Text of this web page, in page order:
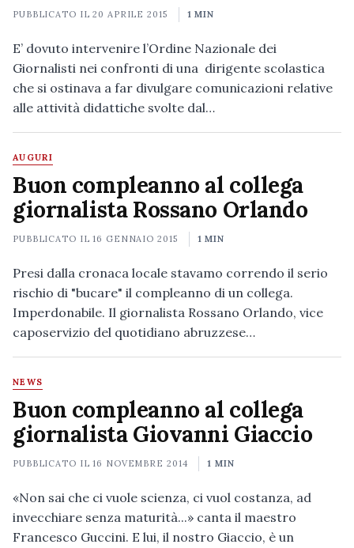
PUBBLICATO IL20 APRILE 2015 1 MIN
E’ dovuto intervenire l’Ordine Nazionale dei
Giornalisti nei confronti di una dirigente scolastica
che si ostinava a far divulgare comunicazioni relative
alle attività didattiche svolte dal…
AUGURI
Buon compleanno al collega
giornalista Rossano Orlando
PUBBLICATO IL16 GENNAIO 2015 1 MIN
Presi dalla cronaca locale stavamo correndo il serio
rischio di "bucare" il compleanno di un collega.
Imperdonabile. Il giornalista Rossano Orlando, vice
caposervizio del quotidiano abruzzese…
NEWS
Buon compleanno al collega
giornalista Giovanni Giaccio
PUBBLICATO IL16 NOVEMBRE 2014 1 MIN
«Non sai che ci vuole scienza, ci vuol costanza, ad
invecchiare senza maturità...» canta il maestro
Francesco Guccini. E lui, il nostro Giaccio, è un